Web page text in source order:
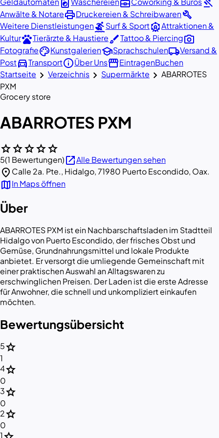
local_laundry_service business_center gavel
Anwälte & NotareprintDruckereien & Schreibwarenbuild
Weitere DienstleistungensurfingSurf & SportattractionsAttraktionen &
KulturpetsTierärzte & HaustierebrushTattoo & Piercingphoto_camera
FotografiepaletteKunstgalerienschoolSprachschulenlocal_shippingVersand &
Postdirections_carTransportinfoÜber UnsstorefrontEintragenBuchen
Startseite chevron_right Verzeichnis chevron_right Supermärkte chevron_right ABARROTES
PXM
Grocery store
ABARROTES PXM
starstarstarstarstar
5(1 Bewertungen)open_in_newAlle Bewertungen sehen
location_on Calle 2a. Pte., Hidalgo, 71980 Puerto Escondido, Oax.
mapIn Maps öffnen
Über
ABARROTES PXM ist ein Nachbarschaftsladen im Stadtteil
Hidalgo von Puerto Escondido, der frisches Obst und
Gemüse, Grundnahrungsmittel und lokale Produkte
anbietet. Er versorgt die umliegende Gemeinschaft mit
einer praktischen Auswahl an Alltagswaren zu
erschwinglichen Preisen. Der Laden ist die erste Adresse
für Anwohner, die schnell und unkompliziert einkaufen
möchten.
Bewertungsübersicht
5star
1
4star
0
3star
0
2star
0
1